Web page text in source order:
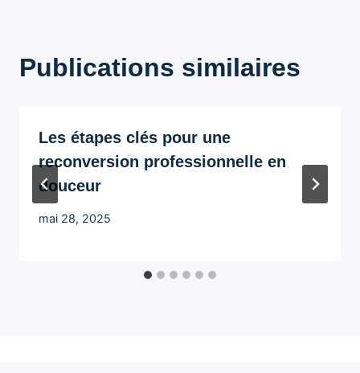
Publications similaires
Les étapes clés pour une
reconversion professionnelle en
douceur
mai 28, 2025